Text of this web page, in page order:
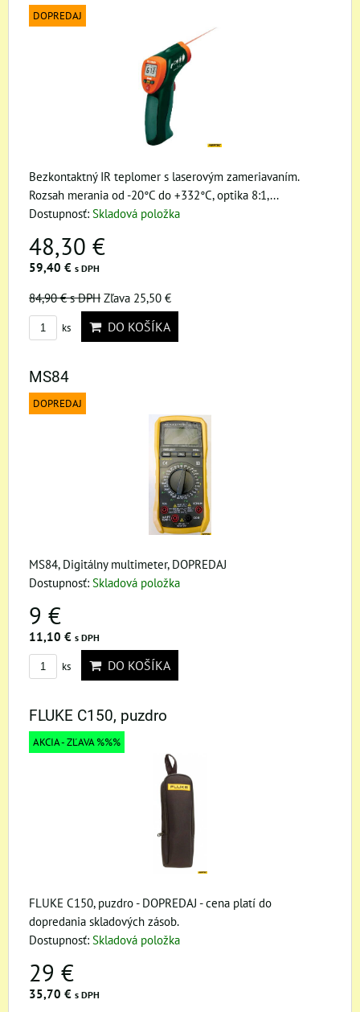
DOPREDAJ
Bezkontaktný IR teplomer s laserovým zameriavaním.
Rozsah merania od -20°C do +332°C, optika 8:1,...
Dostupnosť: Skladová položka
48,30 €
59,40 € s DPH
84,90 €s DPH Zľava 25,50 €
ks DO KOŠÍKA
MS84
DOPREDAJ
MS84, Digitálny multimeter, DOPREDAJ
Dostupnosť: Skladová položka
9 €
11,10 € s DPH
ks DO KOŠÍKA
FLUKE C150, puzdro
AKCIA - ZĽAVA %%%
FLUKE C150, puzdro - DOPREDAJ - cena platí do
dopredania skladových zásob.
Dostupnosť: Skladová položka
29 €
35,70 € s DPH